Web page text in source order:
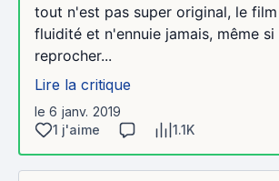
tout n'est pas super original, le
fluidité et n'ennuie jamais, même
reprocher...
Lire la critique
le 6 janv. 2019
1 j'aime
1.1K